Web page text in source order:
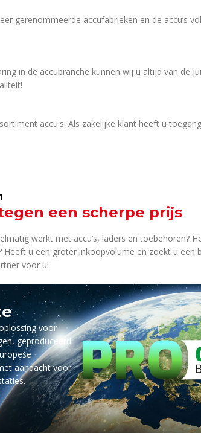
gerenommeerde accufabrieken en de accu’s
in de accubranche kunnen wij u altijd van de
accu's. Als zakelijke klant heeft u
een scherpe prijs
werkt met accu’s, laders en toebehoren?
Heeft u een groter inkoopvolume en zoekt u
voor u!
voor
geproduceerd
aandacht voor